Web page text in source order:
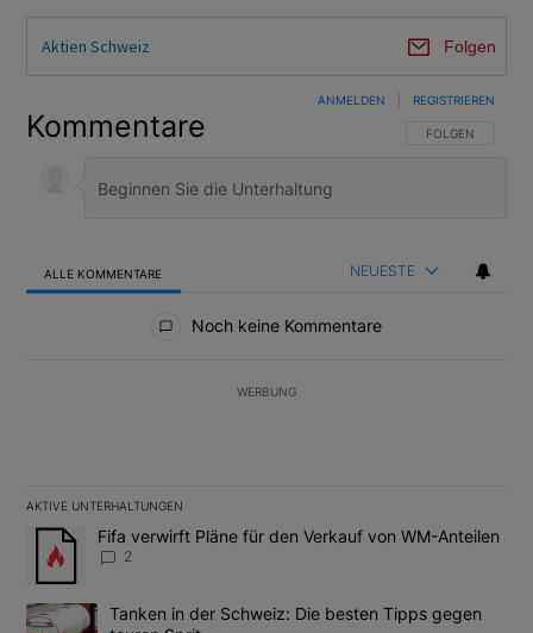
Aktien Schweiz Folgen
Kommentare FOLGE DIESER
FOLGEN
ANMELDEN REGISTRIEREN
ALLE KOMMENTARE NEUESTE
Noch keine Kommentare
WERBUNG
AKTIVE UNTERHALTUNGEN
Das Folgende ist eine Liste der am meisten kommentierten
Ein Trendartikel mit dem Titel "Fifa verwirft Pläne für den
Fifa verwirft Pläne für den Verkauf von WM-Anteilen
2
Ein Trendartikel mit dem Titel "Tanken in der Schweiz: Die
Tanken in der Schweiz: Die besten Tipps gegen